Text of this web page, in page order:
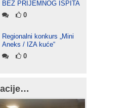
BEZ PRIJEMNOG ISPITA
0
Regionalni konkurs „Mini
Aneks / IZA kuće“
0